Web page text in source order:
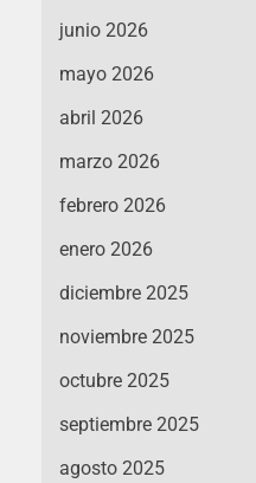
junio 2026
mayo 2026
abril 2026
marzo 2026
febrero 2026
enero 2026
diciembre 2025
noviembre 2025
octubre 2025
septiembre 2025
agosto 2025